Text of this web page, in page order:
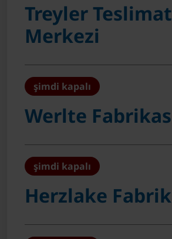
Treyler Teslimat
Merkezi
şimdi kapalı
Werlte
şimdi kapalı
Herzlake